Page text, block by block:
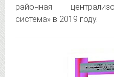
районная
система» в 2019 году.